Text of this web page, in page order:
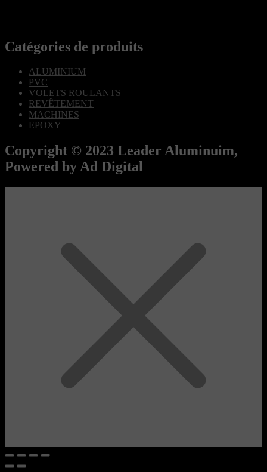
Catégories de produits
ALUMINIUM
PVC
VOLETS ROULANTS
REVÊTEMENT
MACHINES
EPOXY
Copyright © 2023 Leader Aluminuim,
Powered by Ad Digital